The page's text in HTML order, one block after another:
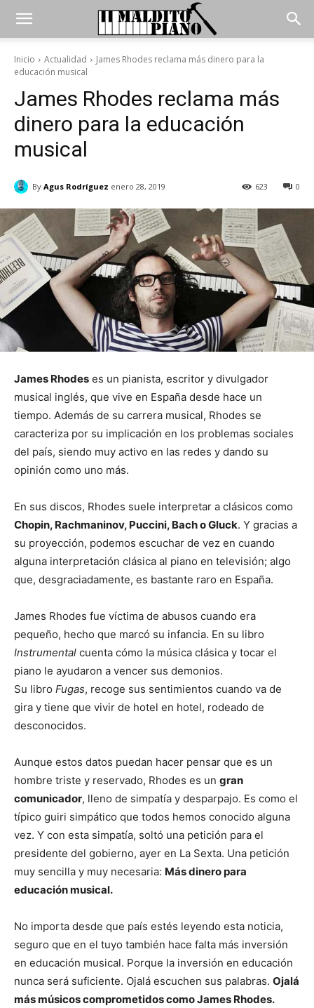
Inicio Actualidad
James Rhodes reclama más dinero para la
educación musical
James Rhodes reclama más
dinero para la educación
musical
By Agus Rodríguez enero 28, 2019 0
623
James Rhodes es un pianista, escritor y divulgador
musical inglés, que vive en España desde hace un
tiempo. Además de su carrera musical, Rhodes se
caracteriza por su implicación en los problemas sociales
del país, siendo muy activo en las redes y dando su
opinión como uno más.
En sus discos, Rhodes suele interpretar a clásicos como
Chopin, Rachmaninov, Puccini, Bach o Gluck. Y gracias a
su proyección, podemos escuchar de vez en cuando
alguna interpretación clásica al piano en televisión; algo
que, desgraciadamente, es bastante raro en España.
James Rhodes fue víctima de abusos cuando era
pequeño, hecho que marcó su infancia. En su libro
Instrumental cuenta cómo la música clásica y tocar el
piano le ayudaron a vencer sus demonios.
Su libro Fugas, recoge sus sentimientos cuando va de
gira y tiene que vivir de hotel en hotel, rodeado de
desconocidos.
Aunque estos datos puedan hacer pensar que es un
hombre triste y reservado, Rhodes es un gran
comunicador, lleno de simpatía y desparpajo. Es como el
típico guiri simpático que todos hemos conocido alguna
vez. Y con esta simpatía, soltó una petición para el
presidente del gobierno, ayer en La Sexta. Una petición
muy sencilla y muy necesaria: Más dinero para
educación musical.
No importa desde que país estés leyendo esta noticia,
seguro que en el tuyo también hace falta más inversión
en educación musical. Porque la inversión en educación
nunca será suficiente. Ojalá escuchen sus palabras. Ojalá
más músicos comprometidos como James Rhodes.